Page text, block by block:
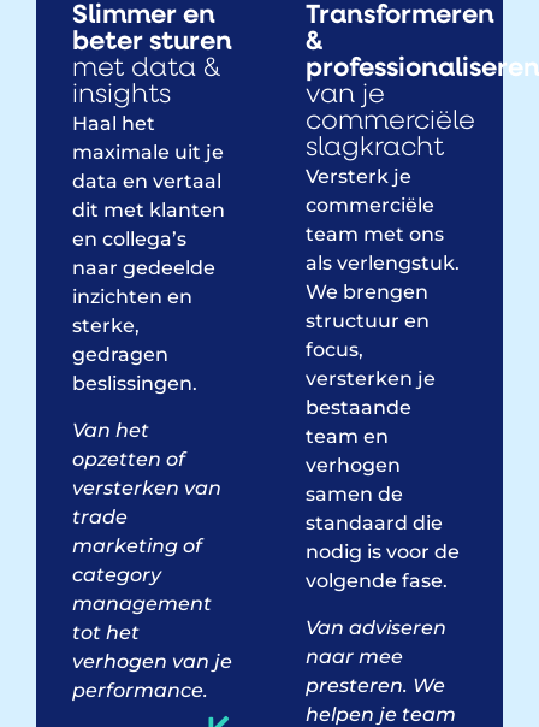
Slimmer en
beter sturen
met data &
insights
Haal het
maximale uit je
data en vertaal
dit met klanten
en collega’s
naar gedeelde
inzichten en
sterke,
gedragen
beslissingen.
Van het
opzetten of
versterken van
trade
marketing of
category
management
tot het
verhogen van je
performance.
Transformeren
&
professionaliseren
van je
commerciële
slagkracht
Versterk je
commerciële
team met ons
als verlengstuk.
We brengen
structuur en
focus,
versterken je
bestaande
team en
verhogen
samen de
standaard die
nodig is voor de
volgende fase.
Van adviseren
naar mee
presteren. We
helpen je team